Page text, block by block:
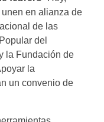
en alianza de
de las
del
la Fundación de
la
un convenio de